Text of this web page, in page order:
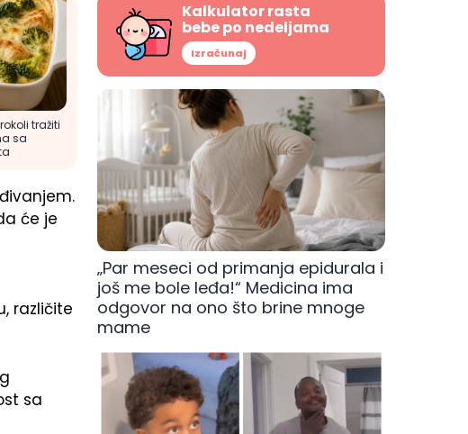
tražiti
sa
će je
različite
sa
Kalkulator rasta
bebe po nedeljama
Izračunaj
„Par meseci od primanja epidurala i
još me bole leđa!“ Medicina ima
odgovor na ono što brine mnoge
mame